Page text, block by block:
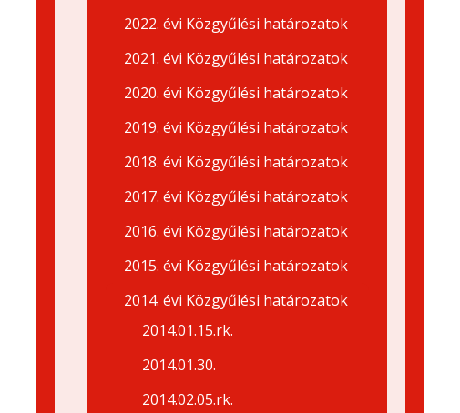
2022. évi Közgyűlési határozatok
2021. évi Közgyűlési határozatok
2020. évi Közgyűlési határozatok
2019. évi Közgyűlési határozatok
2018. évi Közgyűlési határozatok
2017. évi Közgyűlési határozatok
2016. évi Közgyűlési határozatok
2015. évi Közgyűlési határozatok
2014. évi Közgyűlési határozatok
2014.01.15.rk.
2014.01.30.
2014.02.05.rk.